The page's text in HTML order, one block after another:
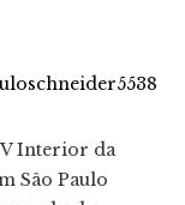
Interior da
Sâo Paulo